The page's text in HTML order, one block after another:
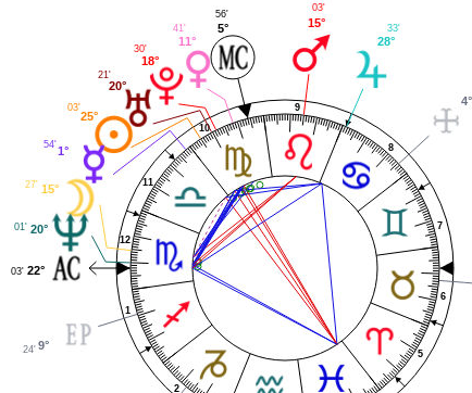
1
2
5
6
7
8
9
10
11
12
4°
28°
33'
15°
03'
5°
56'
11°
41'
18°
30'
20°
21'
25°
03'
1°
54'
15°
27'
20°
01'
22°
03'
9°
24'